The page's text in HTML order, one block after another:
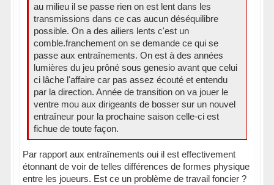
au milieu il se passe rien on est lent dans les
transmissions dans ce cas aucun déséquilibre
possible. On a des ailiers lents c'est un
comble.franchement on se demande ce qui se
passe aux entraînements. On est à des années
lumières du jeu prôné sous genesio avant que celui
ci lâche l'affaire car pas assez écouté et entendu
par la direction. Année de transition on va jouer le
ventre mou aux dirigeants de bosser sur un nouvel
entraîneur pour la prochaine saison celle-ci est
fichue de toute façon.
Par rapport aux entraînements oui il est effectivement
étonnant de voir de telles différences de formes physique
entre les joueurs. Est ce un problème de travail foncier ?